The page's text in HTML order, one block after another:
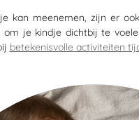
kan meenemen, zijn er
om je kindje dichtbij te
betekenisvolle activiteiten